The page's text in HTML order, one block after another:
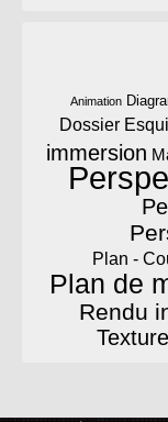
Animation
Dossier
immersion
Plan -
Plan de
Rendu